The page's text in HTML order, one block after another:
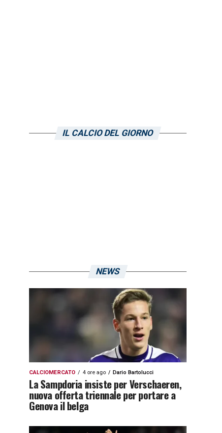
IL CALCIO DEL GIORNO
NEWS
CALCIOMERCATO 4 ore ago Dario Bartolucci
La Sampdoria insiste per Verschaeren,
nuova offerta triennale per portare a
Genova il belga